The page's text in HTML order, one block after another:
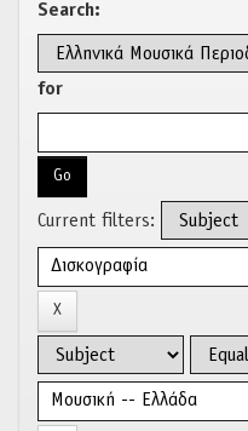
Search:
for
Current filters: